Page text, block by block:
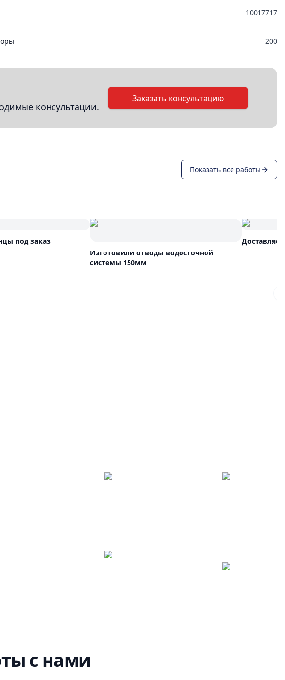
10017717
200
консультации.
Заказать консультацию
Показать все работы
под заказ
Изготовили отводы водосточной
системы 150мм
с нами